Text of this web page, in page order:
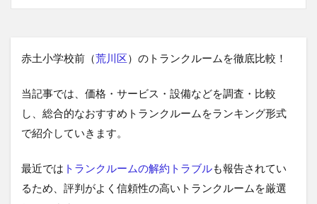
赤土小学校前（荒川区）のトランクルームを徹底比較！
当記事では、価格・サービス・設備などを調査・比較
し、総合的なおすすめトランクルームをランキング形式
で紹介していきます。
最近では トランクルームの解約トラブルも報告されてい
るため、評判がよく信頼性の高いトランクルームを厳選